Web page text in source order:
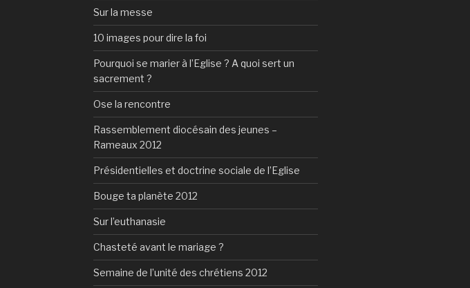
Sur la messe
10 images pour dire la foi
Pourquoi se marier à l’Eglise ? A quoi sert un
sacrement ?
Ose la rencontre
Rassemblement diocésain des jeunes –
Rameaux 2012
Présidentielles et doctrine sociale de l’Eglise
Bouge ta planète 2012
Sur l’euthanasie
Chasteté avant le mariage ?
Semaine de l’unité des chrétiens 2012